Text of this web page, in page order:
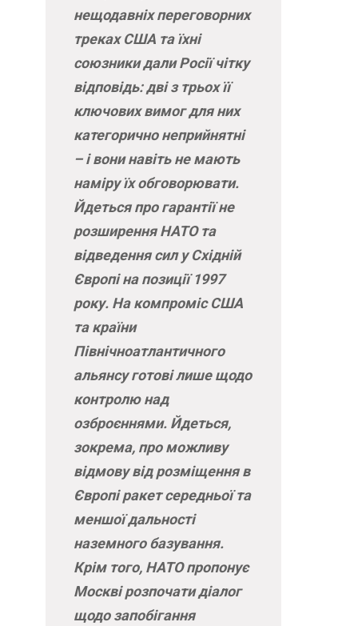
нещодавніх переговорних
треках США та їхні
союзники дали Росії чітку
відповідь: дві з трьох її
ключових вимог для них
категорично неприйнятні
– і вони навіть не мають
наміру їх обговорювати.
Йдеться про гарантії не
розширення НАТО та
відведення сил у Східній
Європі на позиції 1997
року. На компроміс США
та країни
Північноатлантичного
альянсу готові лише щодо
контролю над
озброєннями. Йдеться,
зокрема, про можливу
відмову від розміщення в
Європі ракет середньої та
меншої дальності
наземного базування.
Крім того, НАТО пропонує
Москві розпочати діалог
щодо запобігання